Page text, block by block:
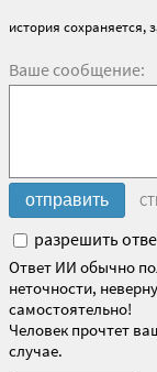
история сохраняется,
Ваше сообщение:
разрешить
Ответ ИИ обычно
неточности,
самостоятельно!
Человек прочтет
случае.